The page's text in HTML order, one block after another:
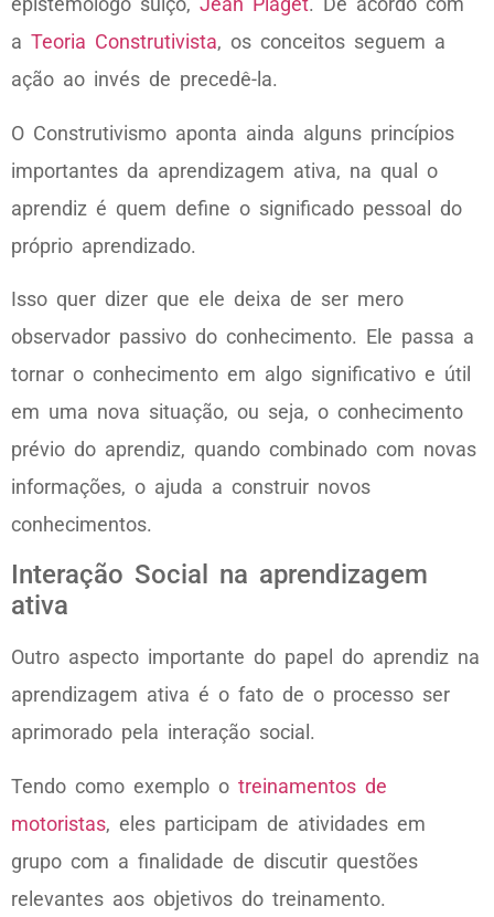
a Teoria Construtivista, os conceitos seguem a
ação ao invés de precedê-la.
O Construtivismo aponta ainda alguns princípios
importantes da aprendizagem ativa, na qual o
aprendiz é quem define o significado pessoal do
próprio aprendizado.
Isso quer dizer que ele deixa de ser mero
observador passivo do conhecimento. Ele passa a
tornar o conhecimento em algo significativo e útil
em uma nova situação, ou seja, o conhecimento
prévio do aprendiz, quando combinado com novas
informações, o ajuda a construir novos
conhecimentos.
Interação Social na aprendizagem
ativa
Outro aspecto importante do papel do aprendiz na
aprendizagem ativa é o fato de o processo ser
aprimorado pela interação social.
Tendo como exemplo o treinamentos de
motoristas, eles participam de atividades em
grupo com a finalidade de discutir questões
relevantes aos objetivos do treinamento.